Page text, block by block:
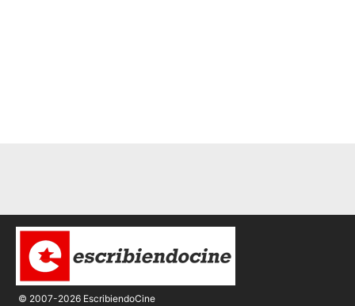
© 2007-2026 EscribiendoCine